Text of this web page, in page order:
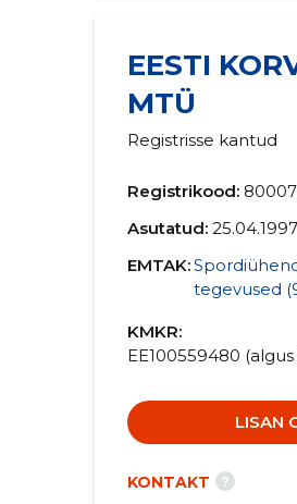
EESTI
MTÜ
Registrisse kantud
Registrikood:
Asutatud:
EMTAK:
tegevused
KMKR:
EE100559480 (algus
LISAN
KONTAKT ?